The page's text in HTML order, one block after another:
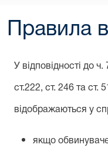
Правила
У відповідності до
ст.222, ст. 246 та ст.
відображаються у
якщо